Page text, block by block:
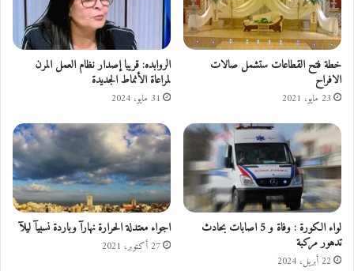
و
ا
ل
ف
و
ك
خطة فتح القطاعات ستشمل صالات
الافراح
23 مايو، 2021
الروابده: قريبا إصدار نظام العمل المرن
لمراعاة الأنماط الجديدة
31 مايو، 2024
لواء الكورة : وفاة و 5 اصابات بحادث
تدهور مركبة
22 أبريل، 2024
اجواء معتدلة الحرارة نهارآ وباردة نسبيآ ليلآ
27 أكتوبر، 2021